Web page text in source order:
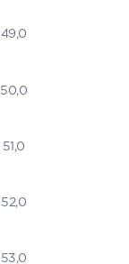
49,0
50,0
51,0
52,0
53,0